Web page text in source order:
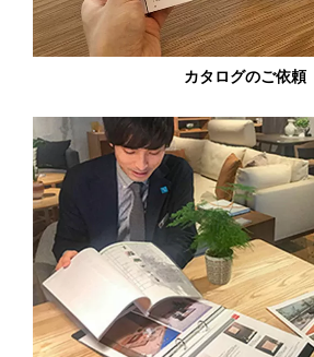
カタログのご依頼